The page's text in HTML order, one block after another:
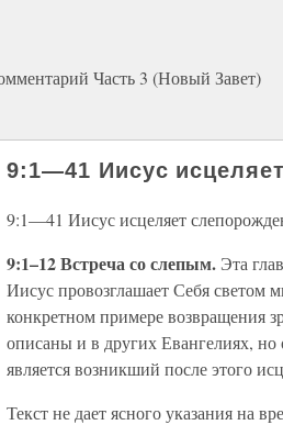
Часть 3 (Новый Завет)
9:1—41 Иисус
9:1—41 Иисус исцеляет
9:1–12 Встреча со слепым. Эта
Иисус провозглашает Себя светом
конкретном примере возвращения
описаны и в других Евангелиях,
является возникший после этого
Текст не дает ясного указания на